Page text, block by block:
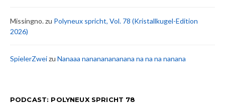
Missingno.zu Polyneux spricht, Vol. 78 (Kristallkugel-Edition
2026)
SpielerZweizu Nanaaa nanananananana na na na nanana
PODCAST: POLYNEUX SPRICHT 78